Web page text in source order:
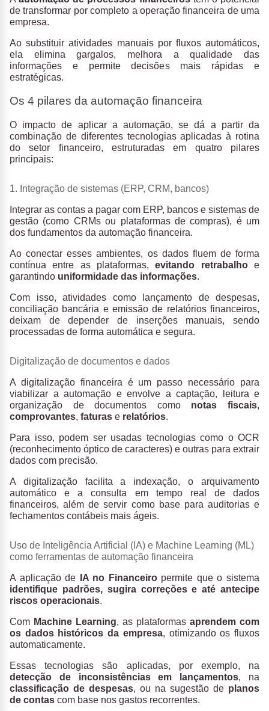
de transformar por completo a operação financeira de uma
empresa.
Ao substituir atividades manuais por fluxos automáticos,
ela elimina gargalos, melhora a qualidade das
informações e permite decisões mais rápidas e
estratégicas.
Os 4 pilares da automação financeira
O impacto de aplicar a automação, se dá a partir da
combinação de diferentes tecnologias aplicadas à rotina
do setor financeiro, estruturadas em quatro pilares
principais:
1. Integração de sistemas (ERP, CRM, bancos)
Integrar as contas a pagar com ERP, bancos e sistemas de
gestão (como CRMs ou plataformas de compras), é um
dos fundamentos da automação financeira.
Ao conectar esses ambientes, os dados fluem de forma
contínua entre as plataformas,evitando retrabalhoe
garantindo uniformidade das informações.
Com isso, atividades como lançamento de despesas,
conciliação bancária e emissão de relatórios financeiros,
deixam de depender de inserções manuais, sendo
processadas de forma automática e segura.
Digitalização de documentos e dados
A digitalização financeira é um passo necessário para
viabilizar a automação e envolve a captação, leitura e
organização de documentos como notas fiscais,
comprovantes, faturas e relatórios.
Para isso, podem ser usadas tecnologias como o OCR
(reconhecimento óptico de caracteres) e outras para extrair
dados com precisão.
A digitalização facilita a indexação, o arquivamento
automático e a consulta em tempo real de dados
financeiros, além de servir como base para auditorias e
fechamentos contábeis mais ágeis.
Uso de Inteligência Artificial (IA) e Machine Learning (ML)
como ferramentas de automação financeira
A aplicação de IA no Financeiropermite que o sistema
identifique padrões, sugira correções e até antecipe
riscos operacionais.
Com Machine Learning, as plataformas aprendem com
os dados históricos da empresa, otimizando os fluxos
automaticamente.
Essas tecnologias são aplicadas, por exemplo, na
detecção de inconsistências em lançamentos, na
classificação de despesas, ou na sugestão de planos
de contas com base nos gastos recorrentes.